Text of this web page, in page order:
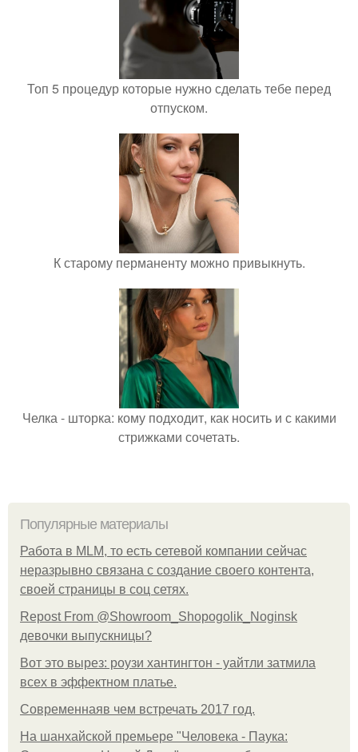
Топ 5 процедур которые нужно сделать тебе перед
отпуском.
К старому перманенту можно привыкнуть.
Челка - шторка: кому подходит, как носить и с какими
стрижками сочетать.
Популярные материалы
Работа в MLM, то есть сетевой компании сейчас
неразрывно связана с создание своего контента,
своей страницы в соц сетях.
Repost From @Showroom_Shopogolik_Noginsk
девочки выпускницы?
Вот это вырез: роузи хантингтон - уайтли затмила
всех в эффектном платьe.
Современнаяв чем встречать 2017 год.
На шанхайской премьере "Человека - Паука: